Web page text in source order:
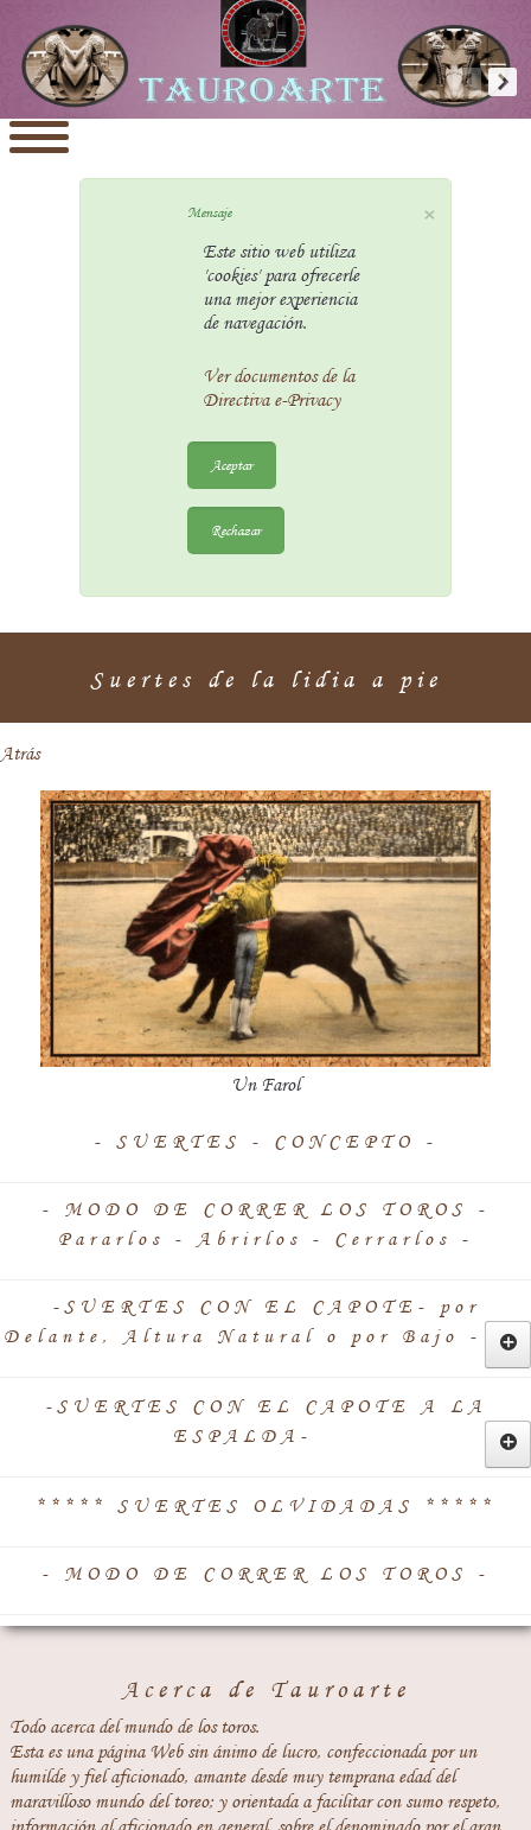
×
Mensaje
Este sitio web utiliza
'cookies' para ofrecerle
una mejor experiencia
de navegación.
Ver documentos de la
Directiva e-Privacy
Aceptar
Rechazar
Suertes de la lidia a pie
Atrás
Un Farol
- SUERTES - CONCEPTO -
- MODO DE CORRER LOS TOROS -
Pararlos - Abrirlos - Cerrarlos -
-SUERTES CON EL CAPOTE- por
Delante, Altura Natural o por Bajo -
2 -*- NAVARRAS -*-
CHATRE -*- CONCEPTO
1 -"- CAPEO A LA NAVARRA -*-
2 -"- TIJERILLAS -"-
ABRIR AL TORO
-SUERTES CON EL CAPOTE A LA
ESPALDA-
ARAGONESAS
1 -*- GALLEOS -*- CONCEPTO
2 -*- GALLEOS -*-
1 -*- DE FRENTE POR DETRÁS -*-
CONCEPTO
***** SUERTES OLVIDADAS *****
- MODO DE CORRER LOS TOROS -
Acerca de Tauroarte
Todo acerca del mundo de los toros.
Esta es una página Web sin ánimo de lucro, confeccionada por un
humilde y fiel aficionado, amante desde muy temprana edad del
maravilloso mundo del toreo; y orientada a facilitar con sumo respeto,